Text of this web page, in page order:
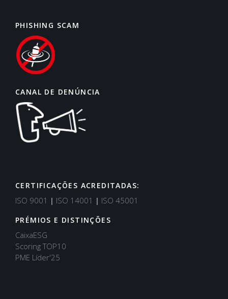
PHISHING SCAM
CANAL DE DENÚNCIA
CERTIFICAÇÕES ACREDITADAS:
ISO 9001 | ISO 14001 | ISO 45001
PRÉMIOS E DISTINÇÕES
CaixaESG
Scoring TOP10
PME Líder'25